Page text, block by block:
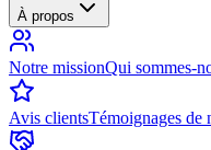
À propos
Notre missionQui sommes-
Avis clientsTémoignages de